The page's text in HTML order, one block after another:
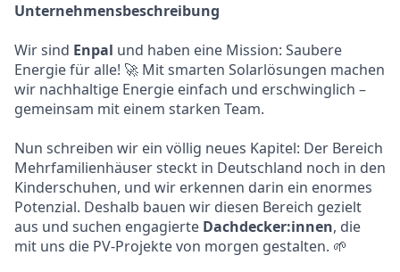
Unternehmensbeschreibung
Wir sind Enpal und haben eine Mission: Saubere
Energie für alle! 🚀 Mit smarten Solarlösungen machen
wir nachhaltige Energie einfach und erschwinglich –
gemeinsam mit einem starken Team.
Nun schreiben wir ein völlig neues Kapitel: Der Bereich
Mehrfamilienhäuser steckt in Deutschland noch in den
Kinderschuhen, und wir erkennen darin ein enormes
Potenzial. Deshalb bauen wir diesen Bereich gezielt
aus und suchen engagierte Dachdecker:innen, die
mit uns die PV-Projekte von morgen gestalten. 🌱